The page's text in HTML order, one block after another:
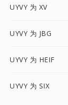
UYVY 为 XV
UYVY 为 JBG
UYVY 为 HEIF
UYVY 为 SIX